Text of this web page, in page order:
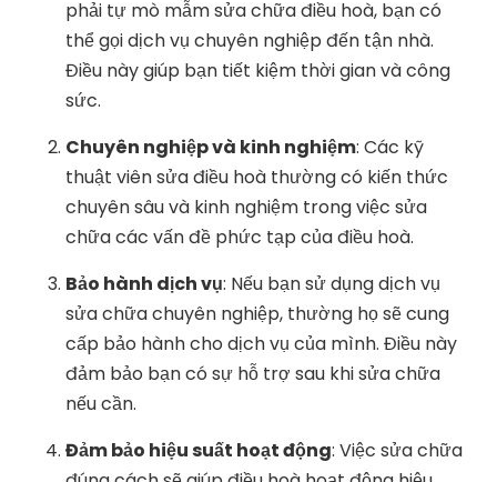
phải tự mò mẫm sửa chữa điều hoà, bạn có
thể gọi dịch vụ chuyên nghiệp đến tận nhà.
Điều này giúp bạn tiết kiệm thời gian và công
sức.
Chuyên nghiệp và kinh nghiệm: Các kỹ
thuật viên sửa điều hoà thường có kiến thức
chuyên sâu và kinh nghiệm trong việc sửa
chữa các vấn đề phức tạp của điều hoà.
Bảo hành dịch vụ: Nếu bạn sử dụng dịch vụ
sửa chữa chuyên nghiệp, thường họ sẽ cung
cấp bảo hành cho dịch vụ của mình. Điều này
đảm bảo bạn có sự hỗ trợ sau khi sửa chữa
nếu cần.
Đảm bảo hiệu suất hoạt động: Việc sửa chữa